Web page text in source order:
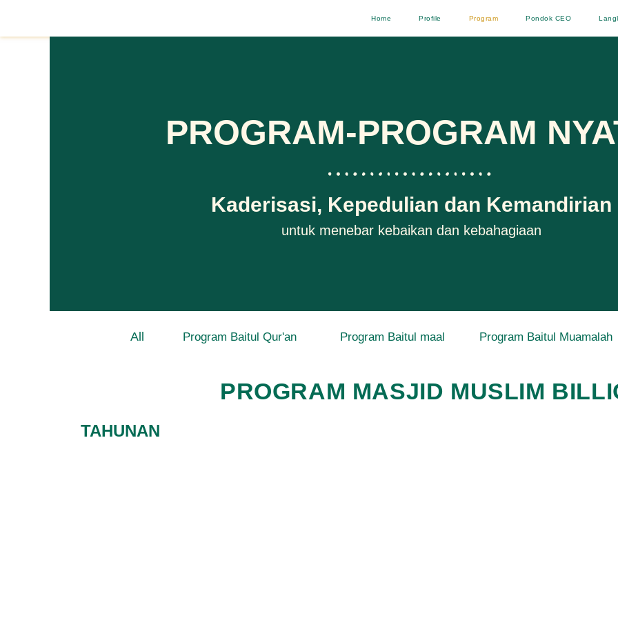
Home Profile Program Pondok CEO
PROGRAM-PROGRAM
Kaderisasi, Kepedulian dan Kemandirian
untuk menebar kebaikan dan kebahagiaan
All Program Baitul Qur'an Program Baitul maal Program Baitul Muamalah
PROGRAM MASJID MUSLIM
TAHUNAN